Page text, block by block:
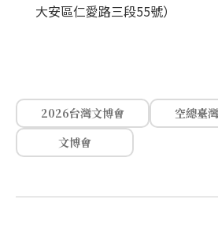
大安區仁愛路三段55號）
2026台灣文博會
空總臺
文博會